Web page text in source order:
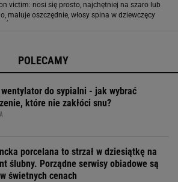
victim: nosi się prosto, najchętniej na szaro lub
maluje oszczędnie, włosy spina w dziewczęcy
POLECAMY
wentylator do sypialni - jak wybrać
które nie zakłóci snu?
porcelana to strzał w dziesiątkę na
ślubny. Porządne serwisy obiadowe są
świetnych cenach